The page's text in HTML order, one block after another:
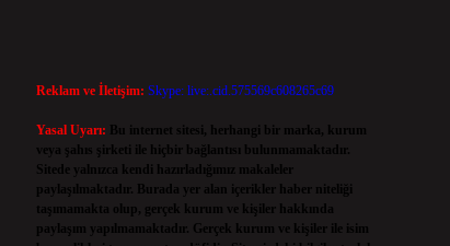
Reklam ve İletişim: Skype: live:.cid.575569c608265c69
Yasal Uyarı:
Bu internet sitesi, herhangi bir marka, kurum
veya şahıs şirketi ile hiçbir bağlantısı bulunmamaktadır.
Sitede yalnızca kendi hazırladığımız makaleler
paylaşılmaktadır. Burada yer alan içerikler haber niteliği
taşımamakta olup, gerçek kurum ve kişiler hakkında
paylaşım yapılmamaktadır. Gerçek kurum ve kişiler ile isim